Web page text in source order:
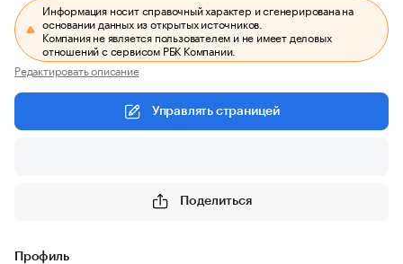
Информация носит справочный характер и сгенерирована на
основании данных из открытых источников.
Компания не является пользователем и не имеет деловых
отношений с сервисом РБК Компании.
Редактировать описание
Управлять страницей
Поделиться
Профиль